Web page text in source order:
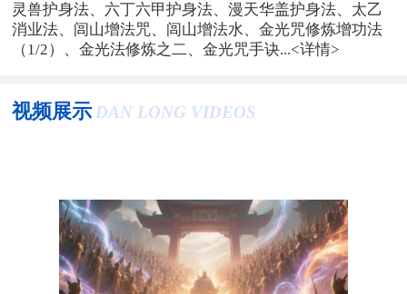
灵兽护身法、六丁六甲护身法、漫天华盖护身法、太乙
消业法、闾山增法咒、闾山增法水、金光咒修炼增功法
（1/2）、金光法修炼之二、金光咒手诀...<详情>
视频展示 DAN LONG VIDEOS